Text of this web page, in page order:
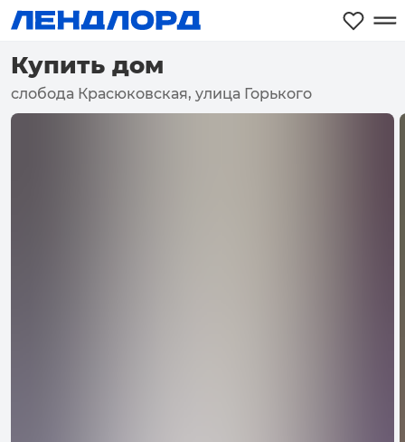
Купить дом
слобода Красюковская, улица Горького